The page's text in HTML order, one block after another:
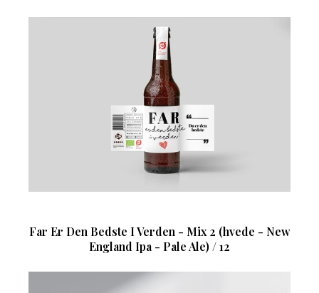
Far Er Den Bedste I Verden - Mix 2 (hvede - New
England Ipa - Pale Ale) / 12